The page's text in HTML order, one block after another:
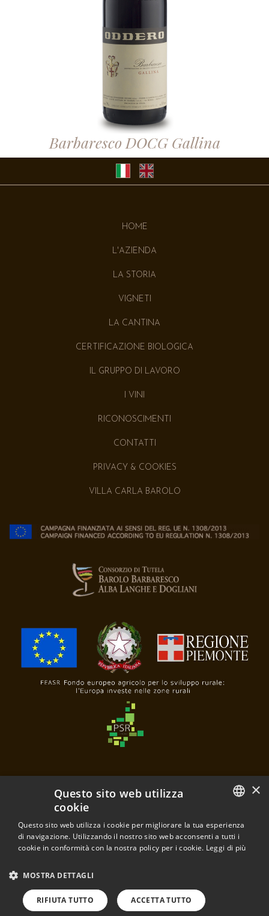
Barbaresco DOCG Gallina
HOME
L'AZIENDA
LA STORIA
VIGNETI
LA CANTINA
CERTIFICAZIONE BIOLOGICA
IL GRUPPO DI LAVORO
I VINI
RICONOSCIMENTI
CONTATTI
PRIVACY & COOKIES
VILLA CARLA BAROLO
Poderi e Cantine Oddero
di Mariacristina Oddero e Mariavittoria Oddero s.s.a.
Frazione Santa Maria, 28
12064 La Morra - Cuneo - Italia
ITALIAN
ENGLISH
×
Questo sito web utilizza
cookie
Questo sito web utilizza i cookie per migliorare la tua esperienza
di navigazione. Utilizzando il nostro sito web acconsenti a tutti i
cookie in conformità con la nostra policy per i cookie. Leggi di più
ACCETTA TUTTO
RIFIUTA TUTTO
MOSTRA DETTAGLI